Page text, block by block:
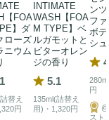
酸Na
肌を保ちます。
マリー、チャ葉、
ス
【FOA
】ダ
ローズ
ニウム
替え
円
INTIMATE
WASH【FOA
M TYPE】ベ
ルガモットと
ビターオレン
ジの香り
5.1
135ml(詰替え
用)・1,320円
ン
フ
ボ
シュ
円
スト